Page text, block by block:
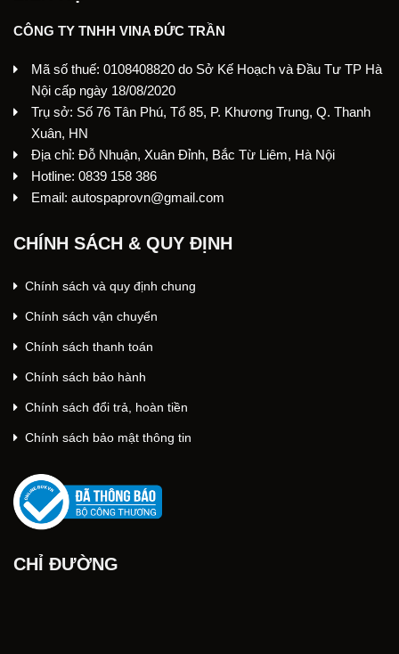
CÔNG TY TNHH VINA ĐỨC TRẦN
Mã số thuế: 0108408820 do Sở Kế Hoạch và Đầu Tư TP Hà
Nội cấp ngày 18/08/2020
Trụ sở: Số 76 Tân Phú, Tổ 85, P. Khương Trung, Q. Thanh
Xuân, HN
Địa chỉ: Đỗ Nhuận, Xuân Đỉnh, Bắc Từ Liêm, Hà Nội
Hotline: 0839 158 386
Email: autospaprovn@gmail.com
CHÍNH SÁCH & QUY ĐỊNH
Chính sách và quy định chung
Chính sách vận chuyển
Chính sách thanh toán
Chính sách bảo hành
Chính sách đổi trả, hoàn tiền
Chính sách bảo mật thông tin
CHỈ ĐƯỜNG